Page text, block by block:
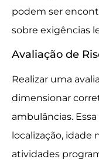
podem ser
sobre exigências
Avaliação de
Realizar uma
dimensionar
ambulâncias.
localização, idade
atividades